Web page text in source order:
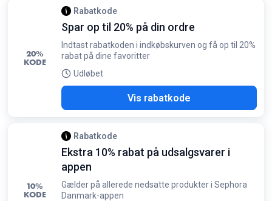
20%
KODE
Rabatkode
Spar op til 20% på din ordre
Indtast rabatkoden i indkøbskurven og få op til 20%
rabat på dine favoritter
Udløbet
Vis rabatkode
10%
KODE
Rabatkode
Ekstra 10% rabat på udsalgsvarer i
appen
Gælder på allerede nedsatte produkter i Sephora
Danmark-appen